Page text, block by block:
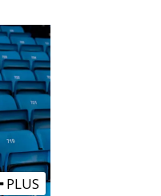
PLUS